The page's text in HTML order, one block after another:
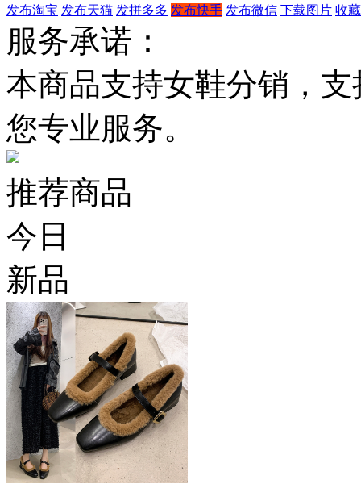
发布淘宝 发布天猫 发拼多多 发布快手 发布微信 下载图片 收
服务承诺：
本商品支持女鞋分销，
您专业服务。
推荐商品
今日
新品